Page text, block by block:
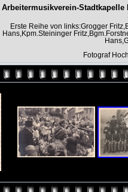
Arbeitermusikverein-
Erste Reihe von links:Grogger
Hans,Kpm.Steininger
Fotograf